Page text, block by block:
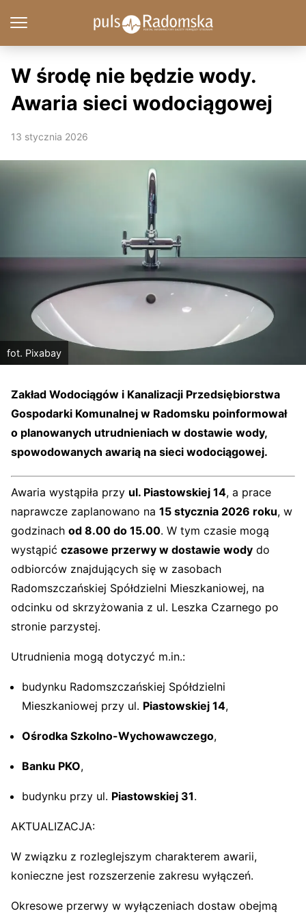
W środę nie będzie wody.
Awaria sieci wodociągowej
13 stycznia 2026
fot. Pixabay
Zakład Wodociągów i Kanalizacji Przedsiębiorstwa
Gospodarki Komunalnej w Radomsku poinformował
o planowanych utrudnieniach w dostawie wody,
spowodowanych awarią na sieci wodociągowej.
Awaria wystąpiła przy ul. Piastowskiej 14, a prace
naprawcze zaplanowano na 15 stycznia 2026 roku, w
godzinach od 8.00 do 15.00. W tym czasie mogą
wystąpić czasowe przerwy w dostawie wody do
odbiorców znajdujących się w zasobach
Radomszczańskiej Spółdzielni Mieszkaniowej, na
odcinku od skrzyżowania z ul. Leszka Czarnego po
stronie parzystej.
Utrudnienia mogą dotyczyć m.in.:
budynku Radomszczańskiej Spółdzielni
Mieszkaniowej przy ul. Piastowskiej 14,
Ośrodka Szkolno-Wychowawczego,
Banku PKO,
budynku przy ul. Piastowskiej 31.
AKTUALIZACJA:
W związku z rozleglejszym charakterem awarii,
konieczne jest rozszerzenie zakresu wyłączeń.
Okresowe przerwy w wyłączeniach dostaw obejmą